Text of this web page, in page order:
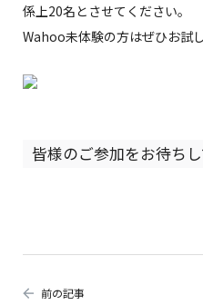
係上20名とさせてください。
Wahoo未体験の方はぜひお試
皆様のご参加をお待ち
前の記事